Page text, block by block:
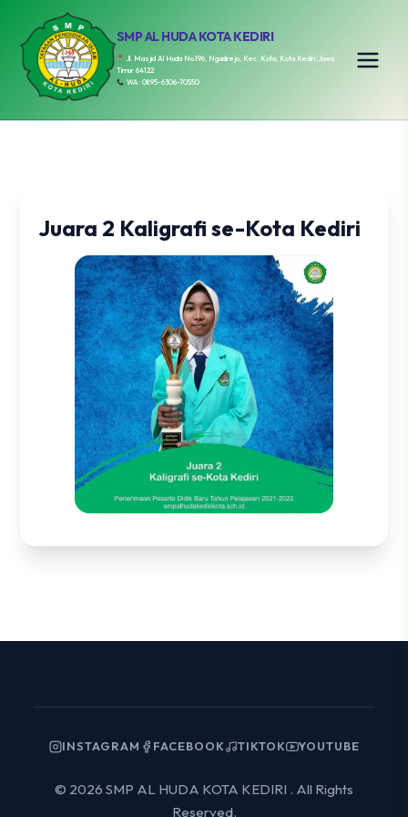
SMP AL HUDA KOTA KEDIRI
Jl. Masjid Al Huda No.196, Ngadirejo, Kec. Kota, Kota Kediri, Jawa
Timur 64122
WA: 0895-6306-70550
Juara 2 Kaligrafi se-Kota Kediri
INSTAGRAM FACEBOOK TIKTOK YOUTUBE
© 2026 SMP AL HUDA KOTA KEDIRI . All Rights
Reserved.